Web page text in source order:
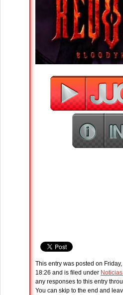
This entry was posted on
18:26 and is filed under
any responses to this entry
You can skip to the end and